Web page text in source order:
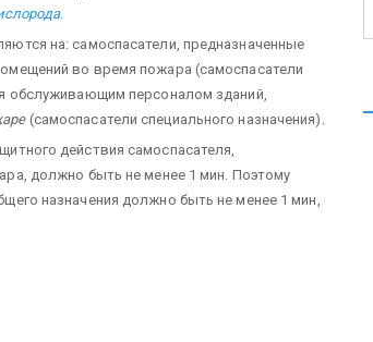
.
на: самоспасатели, предназначенные
во время пожара (самоспасатели
обслуживающим персоналом зданий,
(самоспасатели специального назначения).
действия самоспасателя,
должно быть не менее 1 мин. Поэтому
назначения должно быть не менее 1 мин,